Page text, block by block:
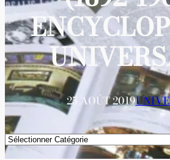
25 AOÛT 2019
Catégories